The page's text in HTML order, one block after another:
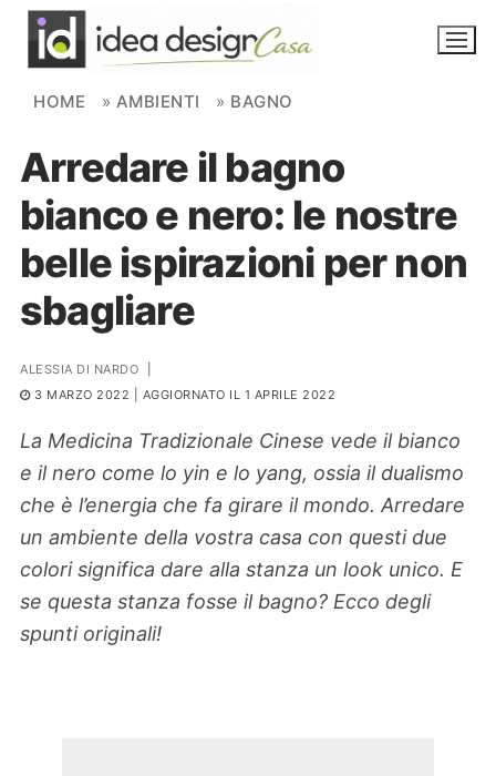
Skip to content
NOVITÀ
AMBIENTI
FAI DA TE
PIANTE
Ortaggio
Search for:
HOME » AMBIENTI » BAGNO
Arredare il bagno
bianco e nero: le nostre
belle ispirazioni per non
sbagliare
ALESSIA DI NARDO
3 MARZO 2022 | AGGIORNATO IL 1 APRILE 2022
La Medicina Tradizionale Cinese vede il bianco
e il nero come lo yin e lo yang, ossia il dualismo
che è l’energia che fa girare il mondo. Arredare
un ambiente della vostra casa con questi due
colori significa dare alla stanza un look unico. E
se questa stanza fosse il bagno? Ecco degli
spunti originali!